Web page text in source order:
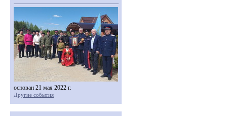
основан 21 мая 2022 г.
Другие события